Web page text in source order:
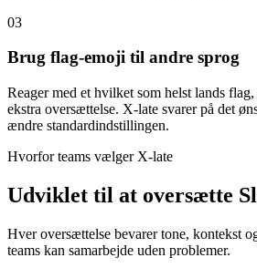
03
Brug flag-emoji til andre sprog
Reager med et hvilket som helst lands
ekstra oversættelse. X-late svarer på det
ændre standardindstillingen.
Hvorfor teams vælger X-late
Udviklet til at oversætte
Hver oversættelse bevarer tone, kontekst
teams kan samarbejde uden problemer.